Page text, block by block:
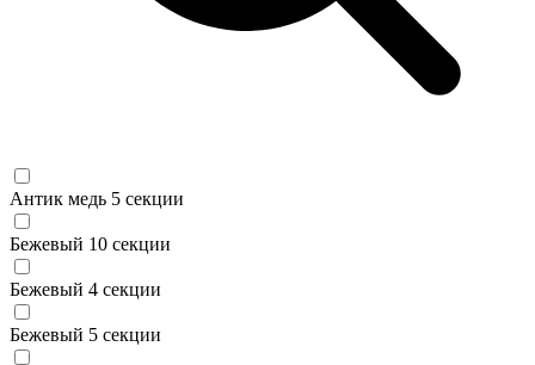
Антик медь 5 секции
Бежевый 10 секции
Бежевый 4 секции
Бежевый 5 секции